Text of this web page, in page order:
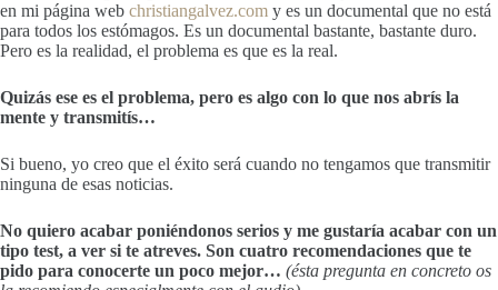
en mi página web christiangalvez.com y es un documental que no está
para todos los estómagos. Es un documental bastante, bastante duro.
Pero es la realidad, el problema es que es la real.
Quizás ese es el problema, pero es algo con lo que nos abrís la
mente y transmitís…
Si bueno, yo creo que el éxito será cuando no tengamos que transmitir
ninguna de esas noticias.
No quiero acabar poniéndonos serios y me gustaría acabar con un
tipo test, a ver si te atreves. Son cuatro recomendaciones que te
pido para conocerte un poco mejor… (ésta pregunta en concreto os